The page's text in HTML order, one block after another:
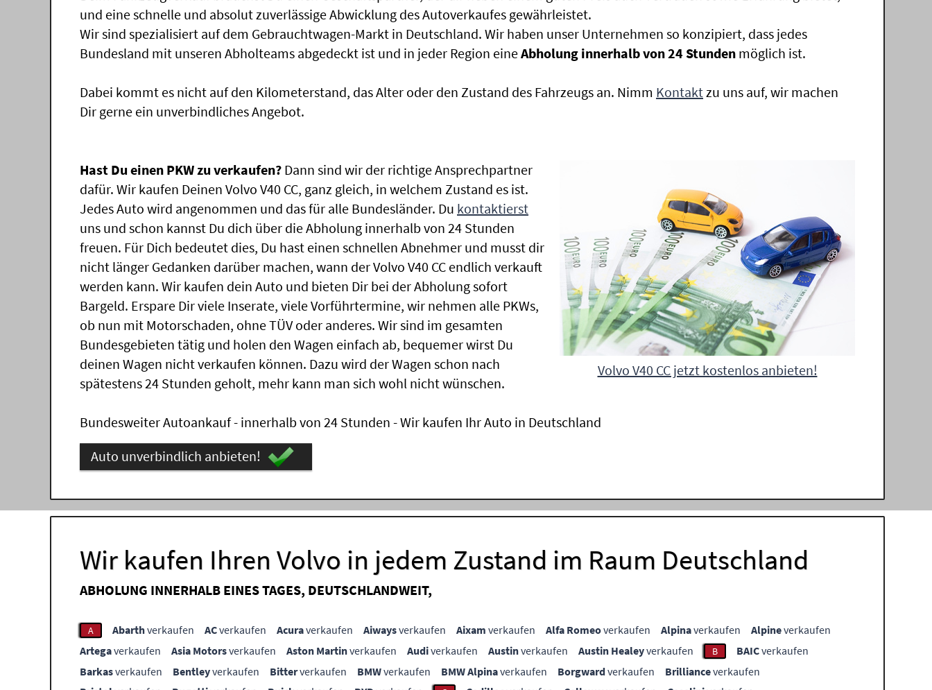
und eine schnelle und absolut zuverlässige Abwicklung des Autoverkaufes gewährleistet.
Wir sind spezialisiert auf dem Gebrauchtwagen-Markt in Deutschland. Wir haben unser Unternehmen so konzipiert, dass jedes
Bundesland mit unseren Abholteams abgedeckt ist und in jeder Region eineAbholung innerhalb von 24 Stunden möglich ist.
Dabei kommt es nicht auf den Kilometerstand, das Alter oder den Zustand des Fahrzeugs an. Nimm Kontaktzu uns auf, wir machen
Dir gerne ein unverbindliches Angebot.
Volvo V40 CC jetzt kostenlos anbieten!
Hast Du einen PKW zu verkaufen? Dann sind wir der richtige Ansprechpartner
dafür. Wir kaufen Deinen Volvo V40 CC, ganz gleich, in welchem Zustand es ist.
Jedes Auto wird angenommen und das für alle Bundesländer. Du kontaktierst
uns und schon kannst Du dich über die Abholung innerhalb von 24 Stunden
freuen. Für Dich bedeutet dies, Du hast einen schnellen Abnehmer und musst dir
nicht länger Gedanken darüber machen, wann der Volvo V40 CC endlich verkauft
werden kann. Wir kaufen dein Auto und bieten Dir bei der Abholung sofort
Bargeld. Erspare Dir viele Inserate, viele Vorführtermine, wir nehmen alle PKWs,
ob nun mit Motorschaden, ohne TÜV oder anderes. Wir sind im gesamten
Bundesgebieten tätig und holen den Wagen einfach ab, bequemer wirst Du
deinen Wagen nicht verkaufen können. Dazu wird der Wagen schon nach
spätestens 24 Stunden geholt, mehr kann man sich wohl nicht wünschen.
Bundesweiter Autoankauf - innerhalb von 24 Stunden - Wir kaufen Ihr Auto in Deutschland
Auto unverbindlich anbieten!
Wir kaufen Ihren Volvo in jedem Zustand im Raum Deutschland
ABHOLUNG INNERHALB EINES TAGES, DEUTSCHLANDWEIT,
A Abarthverkaufen ACverkaufen Acuraverkaufen Aiwaysverkaufen Aixam verkaufen Alfa Romeoverkaufen Alpinaverkaufen Alpineverkaufen
Artegaverkaufen Asia Motorsverkaufen Aston Martinverkaufen Audiverkaufen Austinverkaufen Austin Healeyverkaufen B BAICverkaufen
Barkasverkaufen Bentleyverkaufen Bitterverkaufen BMWverkaufen BMW Alpinaverkaufen Borgwardverkaufen Brillianceverkaufen